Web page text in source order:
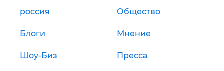
россия Общество
Блоги Мнение
Шоу-Биз Пресса